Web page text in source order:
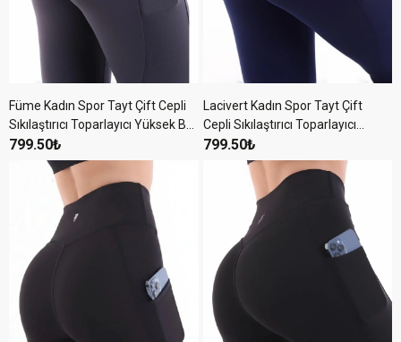
Füme Kadın Spor Tayt Çift Cepli
Sıkılaştırıcı Toparlayıcı Yüksek Bel
Sporcu Taytı Leggings Fitness
799.50₺
Lacivert Kadın Spor Tayt Çift
Cepli Sıkılaştırıcı Toparlayıcı
Sporcu Taytı Leggings
799.50₺